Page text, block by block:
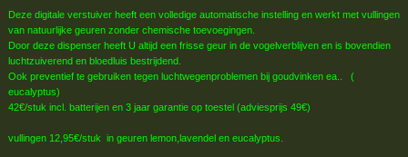
Deze digitale verstuiver heeft een volledige automatische instelling en werkt met vullingen
van natuurlijke geuren zonder chemische toevoegingen.
Door deze dispenser heeft U altijd een frisse geur in de vogelverblijven en is bovendien
luchtzuiverend en bloedluis bestrijdend.
Ook preventief te gebruiken tegen luchtwegenproblemen bij goudvinken ea.. (
eucalyptus)
42€/stuk incl. batterijen en 3 jaar garantie op toestel (adviesprijs 49€)
vullingen 12,95€/stuk in geuren lemon,lavendel en eucalyptus.